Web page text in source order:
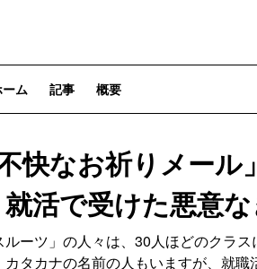
ム 記事 概要
快なお祈りメール
活で受けた悪意
ーツ」の人々は、30人ほどのクラ
タカナの名前の人もいますが、就職